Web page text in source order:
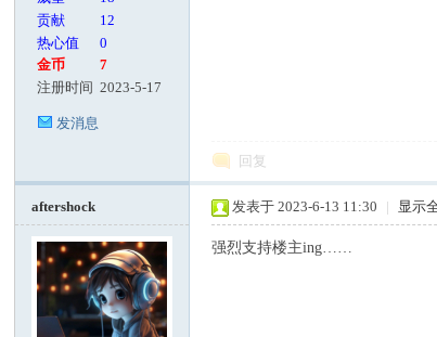
贡献
12
热心值
0
金币
7
注册时间 2023-5-17
发消息
回复
aftershock 发表于 2023-6-13 11:30 | 显示
强烈支持楼主ing……